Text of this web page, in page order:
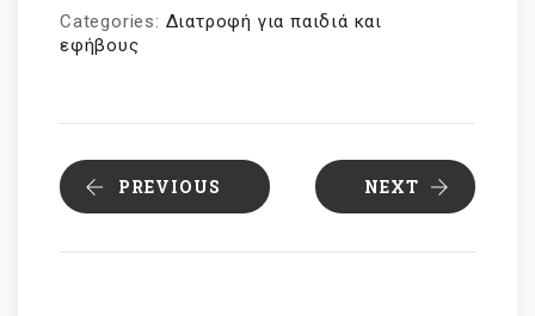
Categories: Διατροφή για παιδιά και
εφήβους
PREVIOUS NEXT